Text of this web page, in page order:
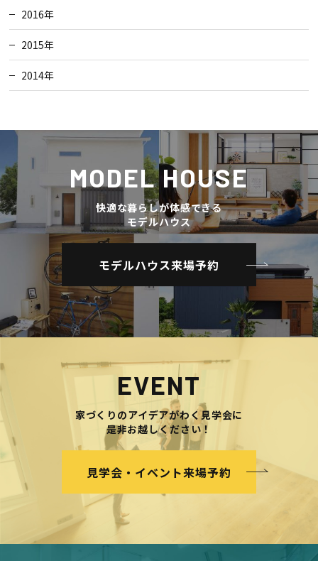
2016年
2015年
2014年
MODEL HOUSE
快適な暮らしが体感できる
モデルハウス
モデルハウス来場予約
EVENT
家づくりのアイデアがわく見学会に
是非お越しください！
見学会・イベント来場予約